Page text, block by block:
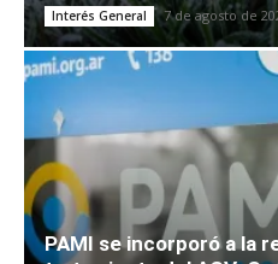
Interés General 7 de agosto de
PAMI se incorporó a la